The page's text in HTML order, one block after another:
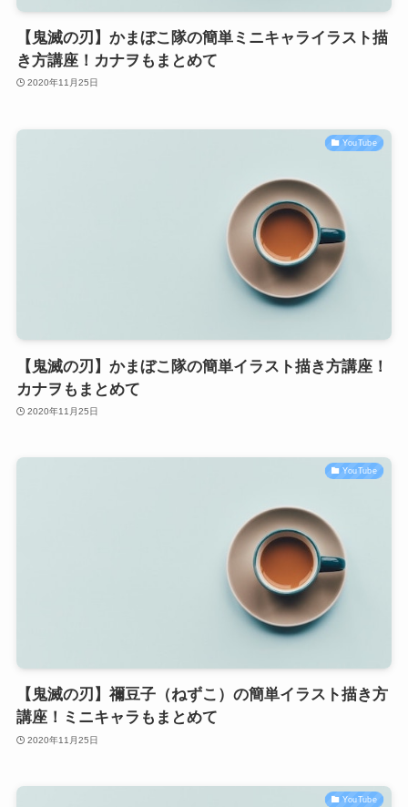
【鬼滅の刃】かまぼこ隊の簡単ミニキャライラスト描
き方講座！カナヲもまとめて
2020年11月25日
YouTube
【鬼滅の刃】かまぼこ隊の簡単イラスト描き方講座！
カナヲもまとめて
2020年11月25日
YouTube
【鬼滅の刃】禰豆子（ねずこ）の簡単イラスト描き方
講座！ミニキャラもまとめて
2020年11月25日
YouTube